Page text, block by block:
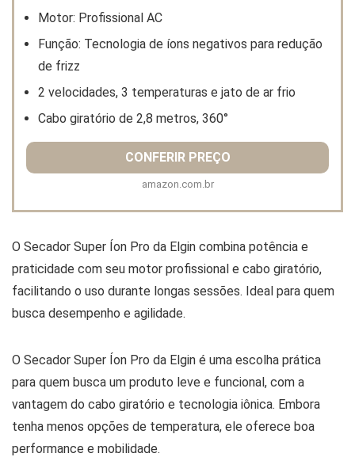
Motor: Profissional AC
Função: Tecnologia de íons negativos para redução
de frizz
2 velocidades, 3 temperaturas e jato de ar frio
Cabo giratório de 2,8 metros, 360°
CONFERIR PREÇO
amazon.com.br
O Secador Super Íon Pro da Elgin combina potência e
praticidade com seu motor profissional e cabo giratório,
facilitando o uso durante longas sessões. Ideal para quem
busca desempenho e agilidade.
O Secador Super Íon Pro da Elgin é uma escolha prática
para quem busca um produto leve e funcional, com a
vantagem do cabo giratório e tecnologia iônica. Embora
tenha menos opções de temperatura, ele oferece boa
performance e mobilidade.